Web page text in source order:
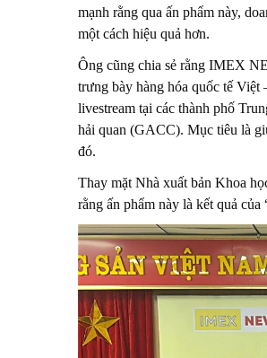
mạnh rằng qua ấn phẩm này,
một cách hiệu quả hơn.
Ông cũng chia sẻ rằng IMEX
trưng bày hàng hóa quốc tế
livestream tại các thành phố
hải quan (GACC). Mục tiêu là
đó.
Thay mặt Nhà xuất bản Khoa
rằng ấn phẩm này là kết quả